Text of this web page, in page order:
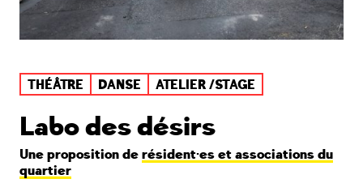
THÉÂTRE DANSE ATELIER /STAGE
Labo des désirs
Une proposition de résident·es et associations du
quartier